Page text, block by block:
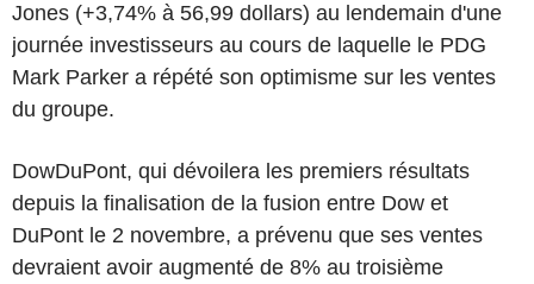
Jones (+3,74% à 56,99 dollars) au lendemain d'une
journée investisseurs au cours de laquelle le PDG
Mark Parker a répété son optimisme sur les ventes
du groupe.
DowDuPont, qui dévoilera les premiers résultats
depuis la finalisation de la fusion entre Dow et
DuPont le 2 novembre, a prévenu que ses ventes
devraient avoir augmenté de 8% au troisième